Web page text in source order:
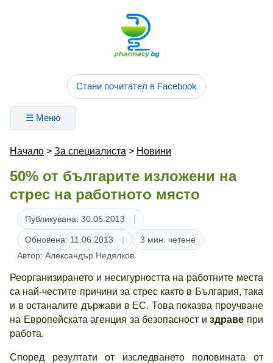
Стани почитател в Facebook
☰ Меню
Начало > За специалиста > Новини
50% от българите изложени на
стрес на работното място
Публикувана: 30.05.2013
Обновена: 11.06.2013
3 мин. четене
Автор: Александър Недялков
Реорганизирането и несигурността на работните места
са най-честите причини за стрес както в България, така
и в останалите държави в ЕС. Това показва проучване
на Европейската агенция за безопасност издраве при
работа.
Според резултати от изследването половината от